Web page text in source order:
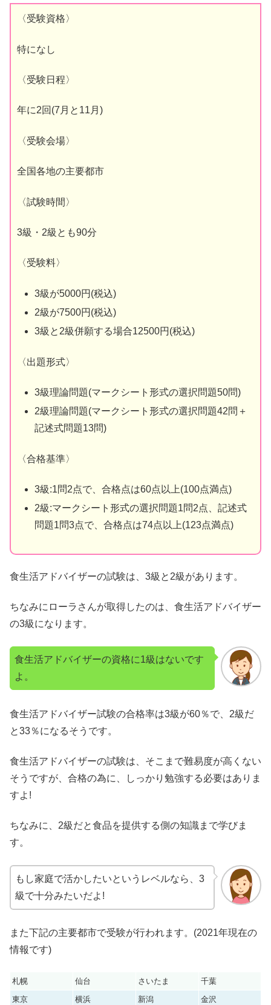
〈受験資格〉
特になし
〈受験日程〉
年に2回(7月と11月)
〈受験会場〉
全国各地の主要都市
〈試験時間〉
3級・2級とも90分
〈受験料〉
3級が5000円(税込)
2級が7500円(税込)
3級と2級併願する場合12500円(税込)
〈出題形式〉
3級理論問題(マークシート形式の選択問題50問)
2級理論問題(マークシート形式の選択問題42問＋
記述式問題13問)
〈合格基準〉
3級:1問2点で、合格点は60点以上(100点満点)
2級:マークシート形式の選択問題1問2点、記述式
問題1問3点で、合格点は74点以上(123点満点)
食生活アドバイザーの試験は、3級と2級があります。
ちなみにローラさんが取得したのは、食生活アドバイザー
の3級になります。
食生活アドバイザーの資格に1級はないです
よ。
食生活アドバイザー試験の合格率は3級が60％で、2級だ
と33％になるそうです。
食生活アドバイザーの試験は、そこまで難易度が高くない
そうですが、合格の為に、しっかり勉強する必要はありま
すよ!
ちなみに、2級だと食品を提供する側の知識まで学びま
す。
もし家庭で活かしたいというレベルなら、3
級で十分みたいだよ!
また下記の主要都市で受験が行われます。(2021年現在の
情報です)
札幌 仙台 さいたま
千葉
東京
横浜 新潟
金沢